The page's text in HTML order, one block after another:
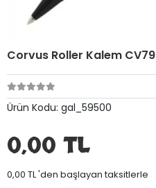
Corvus Roller Kalem CV79
Ürün Kodu: gal_59500
0,00 TL
0,00 TL 'den başlayan taksitlerle